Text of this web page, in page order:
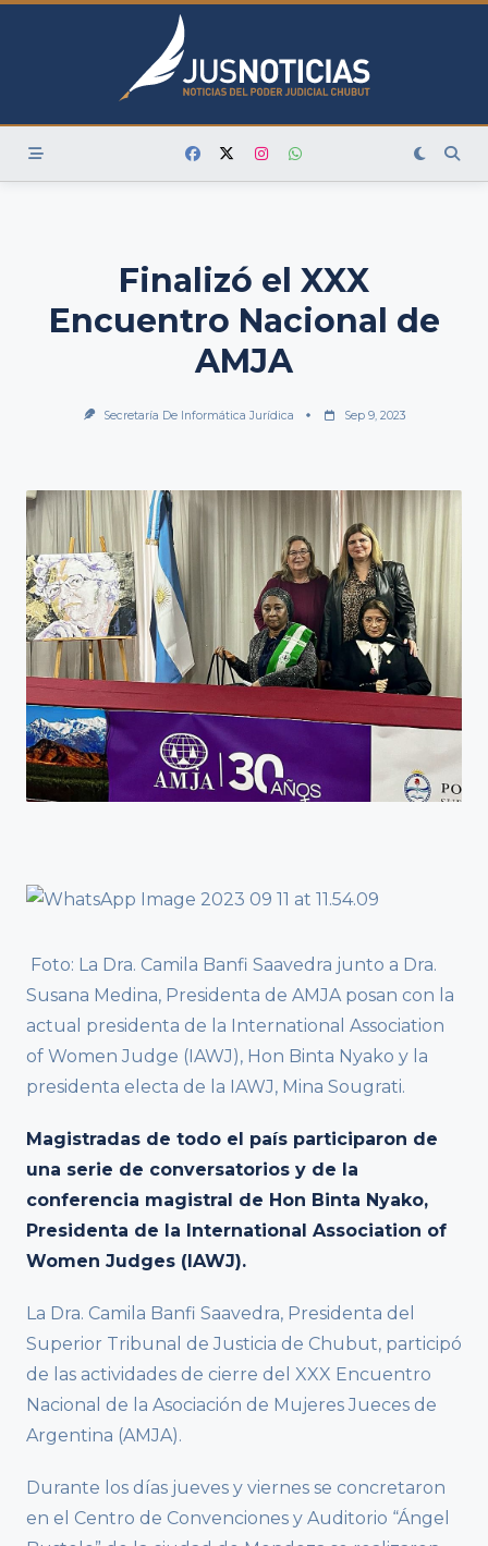
Skip
Finalizó el XXX
Encuentro Nacional de
AMJA
Secretaría De Informática Jurídica Sep 9, 2023
Foto: La Dra. Camila Banfi Saavedra junto a Dra.
Susana Medina, Presidenta de AMJA posan con la
actual presidenta de la International Association
of Women Judge (IAWJ), Hon Binta Nyako y la
presidenta electa de la IAWJ, Mina Sougrati.
Magistradas de todo el país participaron de
una serie de conversatorios y de la
conferencia magistral de Hon Binta Nyako,
Presidenta de la International Association of
Women Judges (IAWJ).
La Dra. Camila Banfi Saavedra, Presidenta del
Superior Tribunal de Justicia de Chubut, participó
de las actividades de cierre del XXX Encuentro
Nacional de la Asociación de Mujeres Jueces de
Argentina (AMJA).
Durante los días jueves y viernes se concretaron
en el Centro de Convenciones y Auditorio “Ángel